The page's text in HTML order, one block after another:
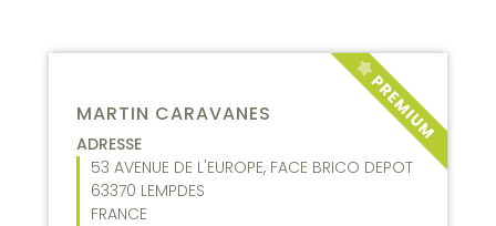
MARTIN CARAVANES
ADRESSE
53 AVENUE DE L'EUROPE, FACE BRICO DEPOT
63370 LEMPDES
FRANCE